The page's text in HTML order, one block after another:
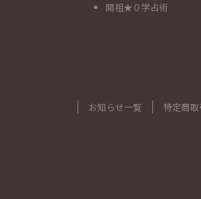
開祖★０学占術
お知らせ一覧 特定商